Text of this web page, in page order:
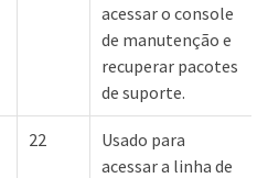
acessar o console
de manutenção e
recuperar pacotes
de suporte.
22
Usado para
acessar a linha de